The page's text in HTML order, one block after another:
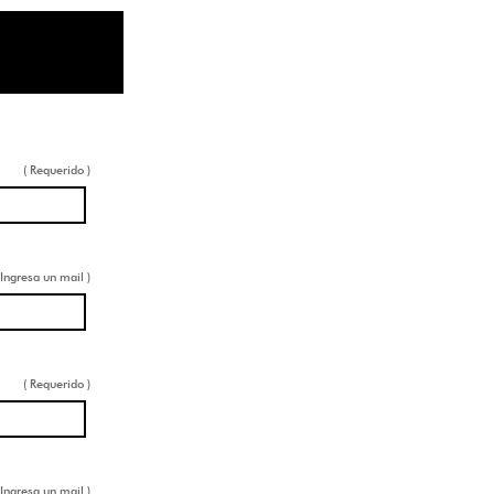
( Requerido )
un mail )
( Requerido )